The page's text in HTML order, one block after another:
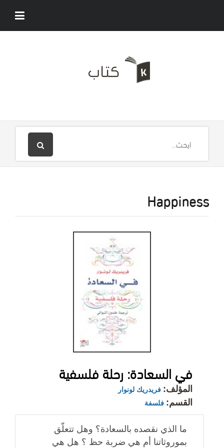
Happiness
في السعادة: رحلة فلسفية
المؤلف: فريدريك لونوار
القسم: فلسفة
ما الذي نقصده بالسعادة؟ وهل تتعلّق
بموروثاتنا أم هي ضربة حظ ؟ هل هي